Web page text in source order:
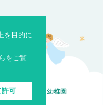
常盤台めぐみ幼稚園
を目的に
をご覧
可